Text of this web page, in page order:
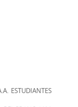
ESTUDIANTES